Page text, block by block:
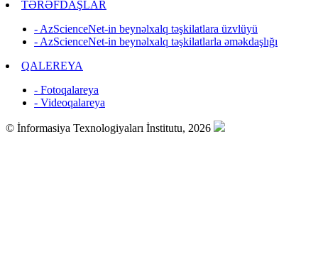
TƏRƏFDAŞLAR
- AzScienceNet-in beynəlxalq təşkilatlara üzvlüyü
- AzScienceNet-in beynəlxalq təşkilatlarla əməkdaşlığı
QALEREYA
- Fotoqalareya
- Videoqalareya
© İnformasiya Texnologiyaları İnstitutu, 2026